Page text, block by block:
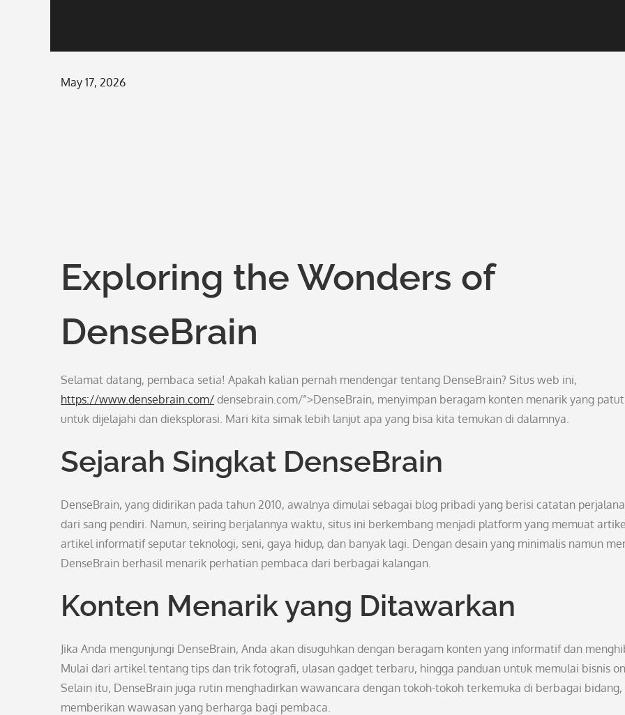
Posted
May 17, 2026
Exploring the Wonders of
DenseBrain
Selamat datang, pembaca setia! Apakah kalian pernah mendengar tentang DenseBrain? Situs web ini,
https://www.densebrain.com/ densebrain.com/”>DenseBrain, menyimpan beragam konten menarik yang patut
untuk dijelajahi dan dieksplorasi. Mari kita simak lebih lanjut apa yang bisa kita temukan di dalamnya.
Sejarah Singkat DenseBrain
DenseBrain, yang didirikan pada tahun 2010, awalnya dimulai sebagai blog pribadi yang berisi catatan
dari sang pendiri. Namun, seiring berjalannya waktu, situs ini berkembang menjadi platform yang memuat
artikel informatif seputar teknologi, seni, gaya hidup, dan banyak lagi. Dengan desain yang minimalis namun
DenseBrain berhasil menarik perhatian pembaca dari berbagai kalangan.
Konten Menarik yang Ditawarkan
Jika Anda mengunjungi DenseBrain, Anda akan disuguhkan dengan beragam konten yang informatif dan
Mulai dari artikel tentang tips dan trik fotografi, ulasan gadget terbaru, hingga panduan untuk memulai bisnis
Selain itu, DenseBrain juga rutin menghadirkan wawancara dengan tokoh-tokoh terkemuka di berbagai bidang,
memberikan wawasan yang berharga bagi pembaca.